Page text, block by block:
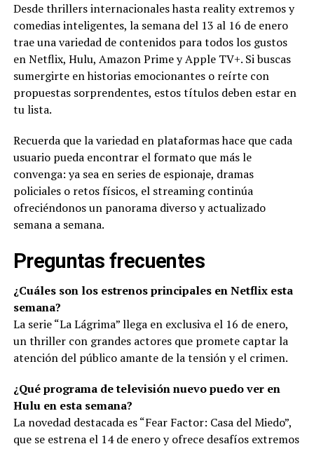
Desde thrillers internacionales hasta reality extremos y
comedias inteligentes, la semana del 13 al 16 de enero
trae una variedad de contenidos para todos los gustos
en Netflix, Hulu, Amazon Prime y Apple TV+. Si buscas
sumergirte en historias emocionantes o reírte con
propuestas sorprendentes, estos títulos deben estar en
tu lista.
Recuerda que la variedad en plataformas hace que cada
usuario pueda encontrar el formato que más le
convenga: ya sea en series de espionaje, dramas
policiales o retos físicos, el streaming continúa
ofreciéndonos un panorama diverso y actualizado
semana a semana.
Preguntas frecuentes
¿Cuáles son los estrenos principales en Netflix esta
semana?
La serie “La Lágrima” llega en exclusiva el 16 de enero,
un thriller con grandes actores que promete captar la
atención del público amante de la tensión y el crimen.
¿Qué programa de televisión nuevo puedo ver en
Hulu en esta semana?
La novedad destacada es “Fear Factor: Casa del Miedo”,
que se estrena el 14 de enero y ofrece desafíos extremos